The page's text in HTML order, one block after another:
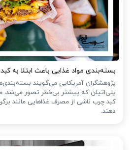
بسته‌بندی مواد غذایی باعث ابتلا به
پژوهشگران آمریکایی می‌گویند
پلی‌اتیلن که پیشتر بی‌خطر تصور می‌شد،
کبد چرب ناشی از مصرف غذاهایی مانند
دهند.